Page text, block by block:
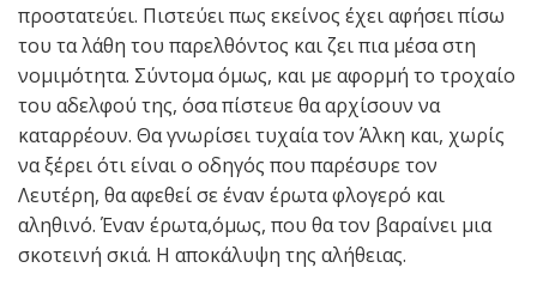
προστατεύει. Πιστεύει πως εκείνος έχει αφήσει πίσω
του τα λάθη του παρελθόντος και ζει πια μέσα στη
νομιμότητα. Σύντομα όμως, και με αφορμή το τροχαίο
του αδελφού της, όσα πίστευε θα αρχίσουν να
καταρρέουν. Θα γνωρίσει τυχαία τον Άλκη και, χωρίς
να ξέρει ότι είναι ο οδηγός που παρέσυρε τον
Λευτέρη, θα αφεθεί σε έναν έρωτα φλογερό και
αληθινό. Έναν έρωτα,όμως, που θα τον βαραίνει μια
σκοτεινή σκιά. Η αποκάλυψη της αλήθειας.